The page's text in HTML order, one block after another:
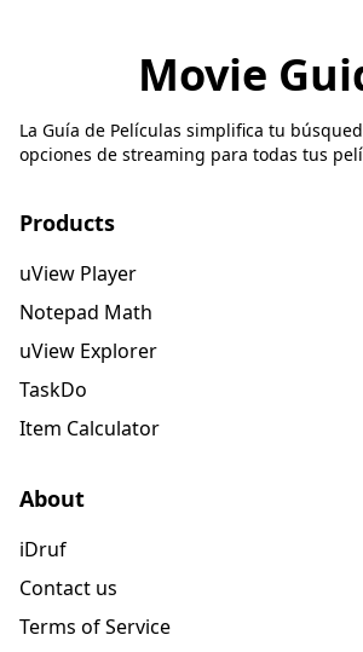
Movie
La Guía de Películas simplifica tu
opciones de streaming para todas tus
Products
uView Player
Notepad Math
uView Explorer
TaskDo
Item Calculator
About
iDruf
Contact us
Terms of Service